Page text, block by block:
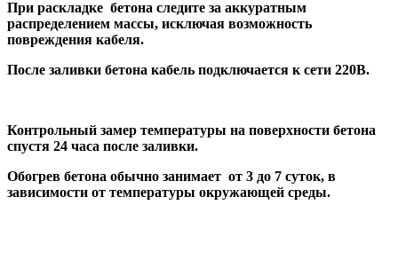
При раскладке бетона следите за аккуратным
распределением массы, исключая возможность
повреждения кабеля.
После заливки бетона кабель подключается к сети 220В.
Контрольный замер температуры на поверхности бетона
спустя 24 часа после заливки.
Обогрев бетона обычно занимает от 3 до 7 суток, в
зависимости от температуры окружающей среды.